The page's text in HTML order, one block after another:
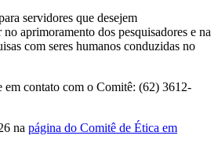
servidores que desejem
aprimoramento dos pesquisadores e na
com seres humanos conduzidas no
em contato com o Comitê: (62) 3612-
na página do Comitê de Ética em